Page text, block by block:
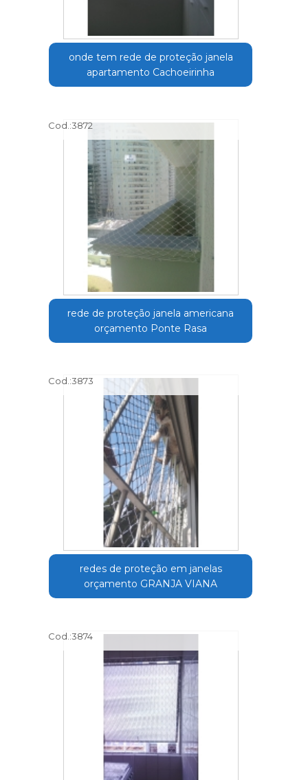
onde tem rede de proteção janela
apartamento Cachoeirinha
Cod.:3872
rede de proteção janela americana
orçamento Ponte Rasa
Cod.:3873
redes de proteção em janelas
orçamento GRANJA VIANA
Cod.:3874